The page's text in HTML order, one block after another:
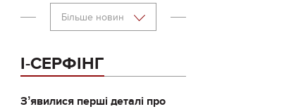
Більше новин
І-СЕРФІНГ
Зʼявилися перші деталі про